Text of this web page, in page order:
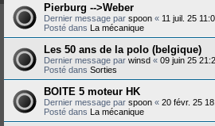
Pierburg -->Weber
Dernier message par spoon « 11 juil. 25
Posté dans La mécanique
Les 50 ans de la polo (belgique)
Dernier message par winsd « 09 juin 25
Posté dans Sorties
BOITE 5 moteur HK
Dernier message par spoon « 20 févr. 25
Posté dans La mécanique